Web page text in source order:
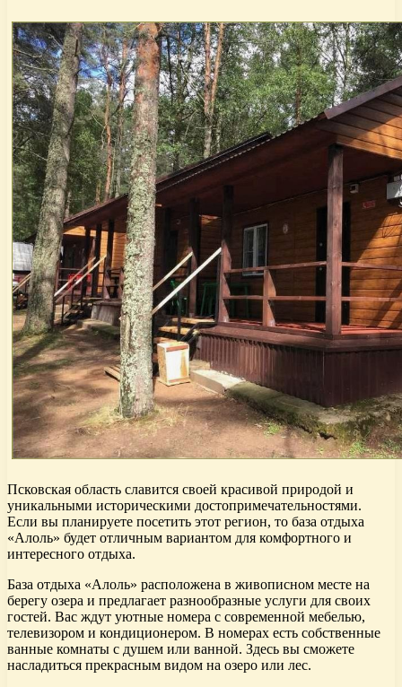
Псковская область славится своей красивой природой и
уникальными историческими достопримечательностями.
Если вы планируете посетить этот регион, то база отдыха
«Алоль» будет отличным вариантом для комфортного и
интересного отдыха.
База отдыха «Алоль» расположена в живописном месте на
берегу озера и предлагает разнообразные услуги для своих
гостей. Вас ждут уютные номера с современной мебелью,
телевизором и кондиционером. В номерах есть собственные
ванные комнаты с душем или ванной. Здесь вы сможете
насладиться прекрасным видом на озеро или лес.